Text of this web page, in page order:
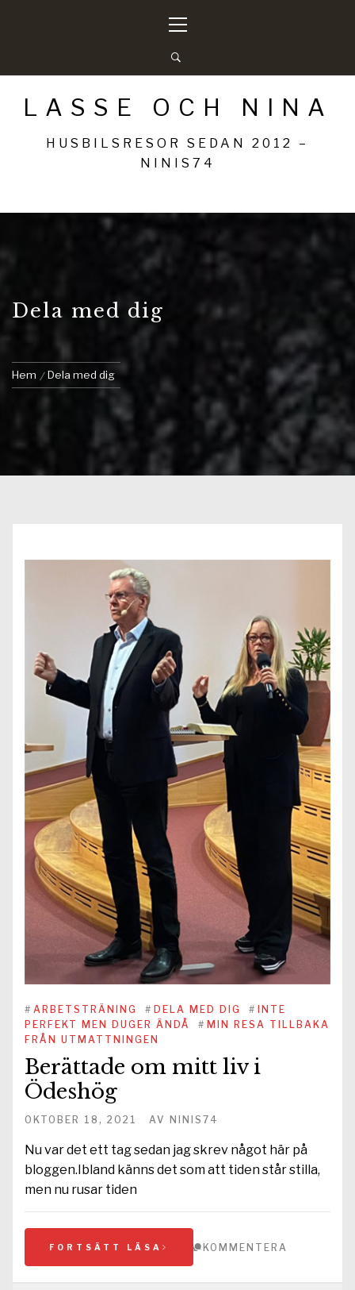
meny
LASSE OCH NINA
HUSBILSRESOR SEDAN 2012 –
NINIS74
Dela med dig
Hem Dela med dig
# ARBETSTRÄNING # DELA MED DIG # INTE
PERFEKT MEN DUGER ÄNDÅ
# MIN RESA TILLBAKA
FRÅN UTMATTNINGEN
Berättade om mitt liv i
Ödeshög
OKTOBER 18, 2021 AV NINIS74
Nu var det ett tag sedan jag skrev något här på
bloggen.Ibland känns det som att tiden står stilla,
men nu rusar tiden
FORTSÄTT LÄSA KOMMENTERA